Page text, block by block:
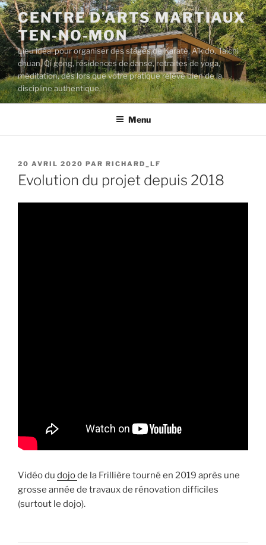
Aller
au
contenu
principal
CENTRE D’ARTS MARTIAUX
TEN-NO-MON
Lieu idéal pour organiser des stages de Karaté, Aïkido, Taichi
chuan, Qi gong, résidences de danse, retraites de yoga,
méditation, dès lors que votre pratique relève bien de la
discipline authentique.
Menu
PUBLIÉ
LE
20 AVRIL 2020 PAR RICHARD_LF
Evolution du projet depuis 2018
Vidéo du dojode la Frillière tourné en 2019 après une
grosse année de travaux de rénovation difficiles
(surtout le dojo).